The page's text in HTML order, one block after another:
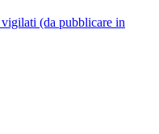
(da pubblicare in